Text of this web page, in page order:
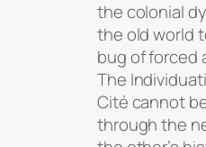
the colonial
the old world
bug of forced
The
Cité cannot
through the